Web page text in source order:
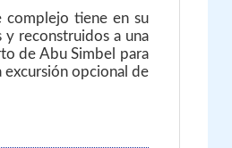
complejo tiene en su
reconstruidos a una
de Abu Simbel para
excursión opcional de